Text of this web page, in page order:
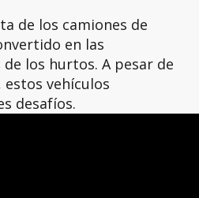
de los camiones de
en las
los hurtos. A pesar de
vehículos
desafíos.